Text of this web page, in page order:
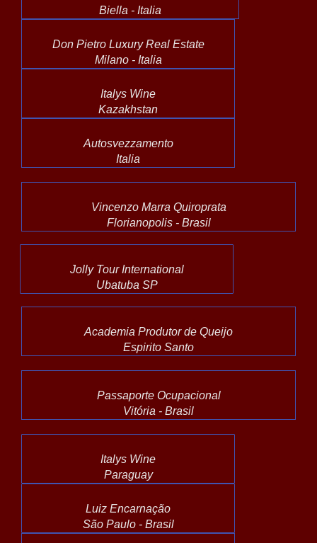
Biella - Italia
Don Pietro Luxury Real Estate
Milano - Italia
Italys Wine
Kazakhstan
Autosvezzamento
Italia
Vincenzo Marra Quiroprata
Florianopolis - Brasil
Jolly Tour International
Ubatuba SP
Academia Produtor de Queijo
Espirito Santo
Passaporte Ocupacional
Vitória - Brasil
Italys Wine
Paraguay
Luiz Encarnação
São Paulo - Brasil